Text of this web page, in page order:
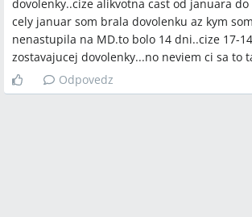
dovolenky..cize alikvotna cast od januara
cely januar som brala dovolenku az kym
nenastupila na MD.to bolo 14 dni..cize 17-
zostavajucej dovolenky...no neviem ci sa to
Odpovedz